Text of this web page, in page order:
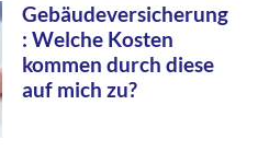
Gebäudeversicherung
: Welche Kosten
kommen durch diese
auf mich zu?